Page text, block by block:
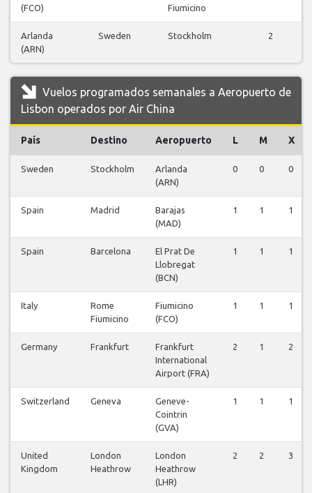
(FCO)
Fiumicino
Arlanda
(ARN)
Sweden Stockholm 2
Vuelos programados semanales a Aeropuerto de
Lisbon operados por Air China
País Destino Aeropuerto L M X
Sweden Stockholm
Arlanda
(ARN)
0 0 0
Spain Madrid
Barajas
(MAD)
1 1 1
Spain Barcelona
El Prat De
Llobregat
(BCN)
1 1 1
Italy
Rome
Fiumicino
Fiumicino
(FCO)
1 1 1
Germany Frankfurt
Frankfurt
International
Airport (FRA)
2 1 2
Switzerland Geneva
Geneve-
Cointrin
(GVA)
1 1 1
United
Kingdom
London
Heathrow
London
Heathrow
(LHR)
2 2 3